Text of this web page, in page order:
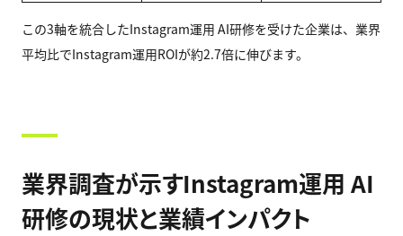
この3軸を統合したInstagram運用 AI研修を受けた企業は、業界
平均比でInstagram運用ROIが約2.7倍に伸びます。
業界調査が示すInstagram運用 AI
研修の現状と業績インパクト